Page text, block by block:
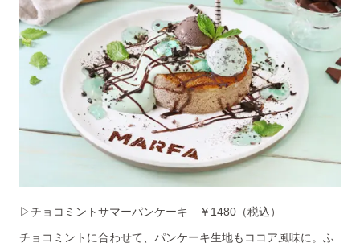
▷チョコミントサマーパンケーキ ￥1480（税込）
チョコミントに合わせて、パンケーキ生地もココア風味に。ふ